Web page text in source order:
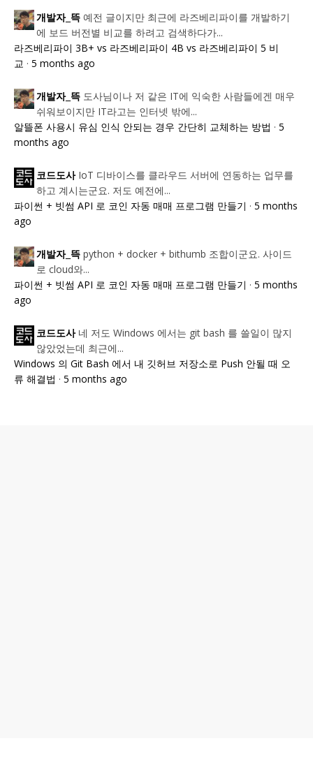
개발자_뜩 예전 글이지만 최근에 라즈베리파이를 개발하기
에 보드 버전별 비교를 하려고 검색하다가...
라즈베리파이 3B+ vs 라즈베리파이 4B vs 라즈베리파이 5 비
교 · 5 months ago
개발자_뜩 도사님이나 저 같은 IT에 익숙한 사람들에겐 매우
쉬워보이지만 IT라고는 인터넷 밖에...
알뜰폰 사용시 유심 인식 안되는 경우 간단히 교체하는 방법 · 5
months ago
코드도사 IoT 디바이스를 클라우드 서버에 연동하는 업무를
하고 계시는군요. 저도 예전에...
파이썬 + 빗썸 API 로 코인 자동 매매 프로그램 만들기 · 5 months
ago
개발자_뜩 python + docker + bithumb 조합이군요. 사이드
로 cloud와...
파이썬 + 빗썸 API 로 코인 자동 매매 프로그램 만들기 · 5 months
ago
코드도사 네 저도 Windows 에서는 git bash 를 쓸일이 많지
않았었는데 최근에...
Windows 의 Git Bash 에서 내 깃허브 저장소로 Push 안될 때 오
류 해결법 · 5 months ago